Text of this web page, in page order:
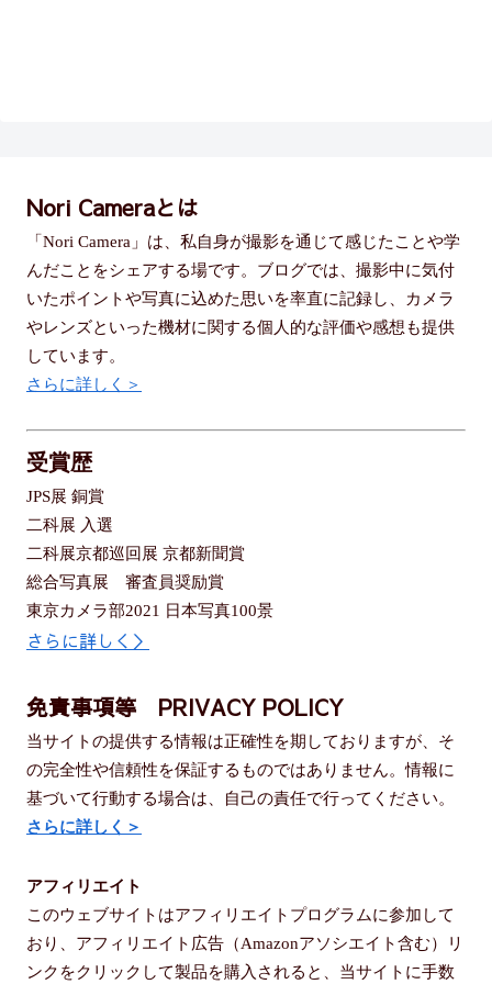
Nori Cameraとは
「Nori Camera」は、私自身が撮影を通じて感じたことや学
んだことをシェアする場です。ブログでは、撮影中に気付
いたポイントや写真に込めた思いを率直に記録し、カメラ
やレンズといった機材に関する個人的な評価や感想も提供
しています。
さらに詳しく＞
受賞歴
JPS展 銅賞
二科展 入選
二科展京都巡回展 京都新聞賞
総合写真展 審査員奨励賞
東京カメラ部2021 日本写真100景
さらに詳しく＞
免責事項等 PRIVACY POLICY
当サイトの提供する情報は正確性を期しておりますが、そ
の完全性や信頼性を保証するものではありません。情報に
基づいて行動する場合は、自己の責任で行ってください。
さらに詳しく＞
アフィリエイト
このウェブサイトはアフィリエイトプログラムに参加して
おり、アフィリエイト広告（Amazonアソシエイト含む）リ
ンクをクリックして製品を購入されると、当サイトに手数